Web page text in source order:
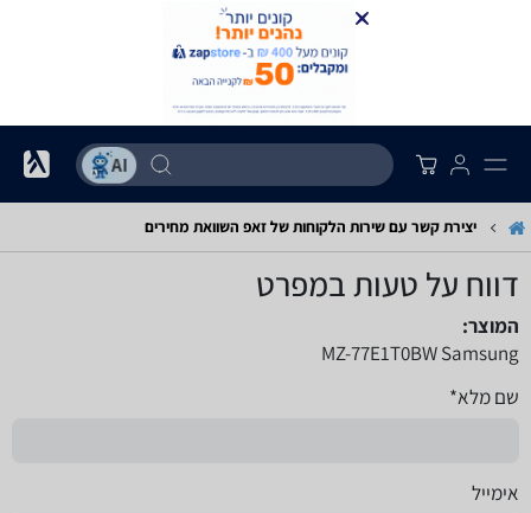
יצירת קשר עם שירות הלקוחות של זאפ השוואת מחירים
דווח על טעות במפרט
המוצר:
MZ-77E1T0BW Samsung
שם מלא*
אימייל